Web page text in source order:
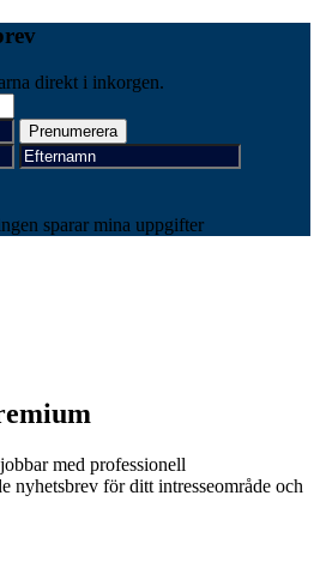
direkt i inkorgen.
sparar mina uppgifter
med professionell
nyhetsbrev för ditt intresseområde och